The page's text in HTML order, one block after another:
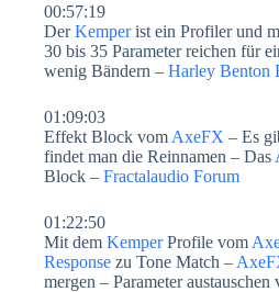
00:57:19
DerKemperist ein Profiler und
30 bis 35 Parameter reichen für
wenig Bändern – Harley Benton
01:09:03
Effekt Block vom AxeFX – Es
findet man die Reinnamen – Das
Block – Fractalaudio Forum
01:22:50
Mit dem KemperProfile vom
Response zu Tone Match –
mergen – Parameter austauschen